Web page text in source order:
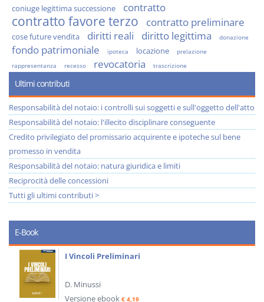
coniuge legittima successione
contratto
contratto favore terzo contratto preliminare
cose future vendita diritti reali diritto legittima donazione
fondo patrimoniale ipoteca locazione
prelazione
rappresentanza
recesso revocatoria trascrizione
Ultimi contributi
Responsabilità del notaio: i controlli sui soggetti e sull'oggetto dell'atto
Responsabilità del notaio: l'illecito disciplinare conseguente
Credito privilegiato del promissario acquirente e ipoteche sul bene
promesso in vendita
Responsabilità del notaio: natura giuridica e limiti
Reciprocità delle concessioni
Tutti gli ultimi contributi >
E-Book
I Vincoli Preliminari
D. Minussi
Versione ebook € 4,19